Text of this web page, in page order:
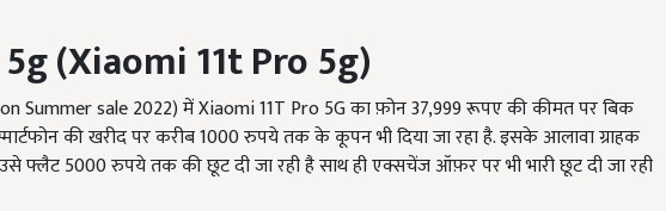
5g(Xiaomi 11t Pro 5g)
Summer sale 2022) में Xiaomi 11T Pro 5G का फ़ोन 37,999 रूपए की कीमत पर बिक
की खरीद पर करीब 1000 रुपये तक के कूपन भी दिया जा रहा है. इसके आलावा ग्राहक
फ्लैट 5000 रुपये तक की छूट दी जा रही है साथ ही एक्सचेंज ऑफ़र पर भी भारी छूट दी जा रही